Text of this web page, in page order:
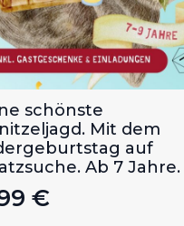
schönste
Mit dem
auf
Ab 7 Jahre.
€